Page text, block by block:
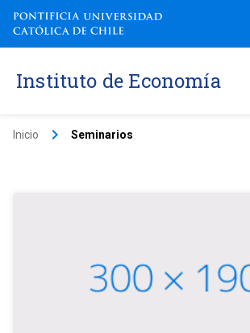
Instituto de Economía
Inicio keyboard_arrow_right Seminarios